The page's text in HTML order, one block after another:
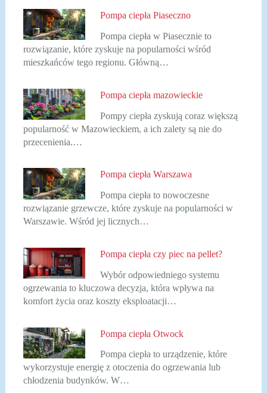
Pompa ciepła Piaseczno
Pompa ciepła w Piasecznie to
rozwiązanie, które zyskuje na popularności wśród
mieszkańców tego regionu. Główną…
Pompa ciepła mazowieckie
Pompy ciepła zyskują coraz większą
popularność w Mazowieckiem, a ich zalety są nie do
przecenienia.…
Pompa ciepła Warszawa
Pompa ciepła to nowoczesne
rozwiązanie grzewcze, które zyskuje na popularności w
Warszawie. Wśród jej licznych…
Pompa ciepła czy piec na pellet?
Wybór odpowiedniego systemu
ogrzewania to kluczowa decyzja, która wpływa na
komfort życia oraz koszty eksploatacji…
Pompa ciepła Otwock
Pompa ciepła to urządzenie, które
wykorzystuje energię z otoczenia do ogrzewania lub
chłodzenia budynków. W…